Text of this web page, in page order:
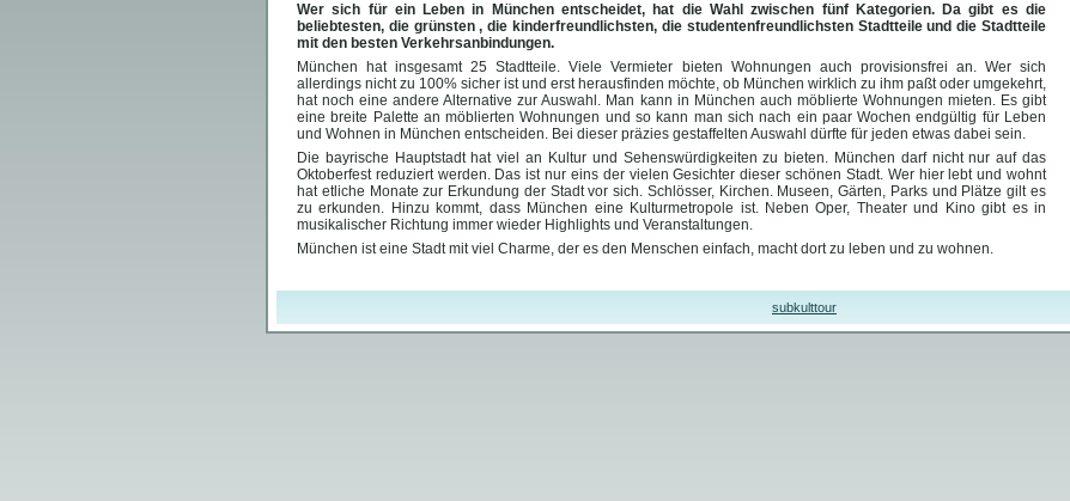
Wer sich für ein Leben in München entscheidet, hat die Wahl zwischen fünf Kategorien. Da gibt es die
beliebtesten, die grünsten , die kinderfreundlichsten, die studentenfreundlichsten Stadtteile und die Stadtteile
mit den besten Verkehrsanbindungen.
München hat insgesamt 25 Stadtteile. Viele Vermieter bieten Wohnungen auch provisionsfrei an. Wer sich
allerdings nicht zu 100% sicher ist und erst herausfinden möchte, ob München wirklich zu ihm paßt oder umgekehrt,
hat noch eine andere Alternative zur Auswahl. Man kann in München auch möblierte Wohnungen mieten. Es gibt
eine breite Palette an möblierten Wohnungen und so kann man sich nach ein paar Wochen endgültig für Leben
und Wohnen in München entscheiden. Bei dieser präzies gestaffelten Auswahl dürfte für jeden etwas dabei sein.
Die bayrische Hauptstadt hat viel an Kultur und Sehenswürdigkeiten zu bieten. München darf nicht nur auf das
Oktoberfest reduziert werden. Das ist nur eins der vielen Gesichter dieser schönen Stadt. Wer hier lebt und wohnt
hat etliche Monate zur Erkundung der Stadt vor sich. Schlösser, Kirchen. Museen, Gärten, Parks und Plätze gilt es
zu erkunden. Hinzu kommt, dass München eine Kulturmetropole ist. Neben Oper, Theater und Kino gibt es in
musikalischer Richtung immer wieder Highlights und Veranstaltungen.
München ist eine Stadt mit viel Charme, der es den Menschen einfach, macht dort zu leben und zu wohnen.
subkulttour